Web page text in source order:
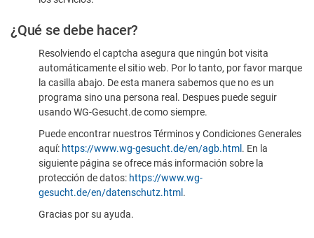
¿Qué se debe hacer?
Resolviendo el captcha asegura que ningún bot visita
automáticamente el sitio web. Por lo tanto, por favor marque
la casilla abajo. De esta manera sabemos que no es un
programa sino una persona real. Despues puede seguir
usando WG-Gesucht.de como siempre.
Puede encontrar nuestros Términos y Condiciones Generales
aquí: https://www.wg-gesucht.de/en/agb.html . En la
siguiente página se ofrece más información sobre la
protección de datos: https://www.wg-
gesucht.de/en/datenschutz.html .
Gracias por su ayuda.